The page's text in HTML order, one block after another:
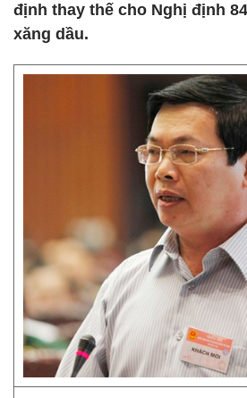
định thay thế cho Nghị định
xăng dầu.